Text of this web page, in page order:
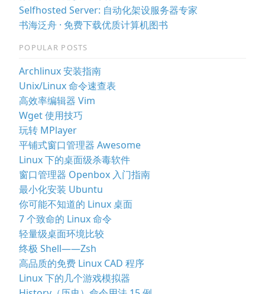
Selfhosted Server: 自动化架设服务器专家
书海泛舟 · 免费下载优质计算机图书
POPULAR POSTS
Archlinux 安装指南
Unix/Linux 命令速查表
高效率编辑器 Vim
Wget 使用技巧
玩转 MPlayer
平铺式窗口管理器 Awesome
Linux 下的桌面级杀毒软件
窗口管理器 Openbox 入门指南
最小化安装 Ubuntu
你可能不知道的 Linux 桌面
7 个致命的 Linux 命令
轻量级桌面环境比较
终极 Shell——Zsh
高品质的免费 Linux CAD 程序
Linux 下的几个游戏模拟器